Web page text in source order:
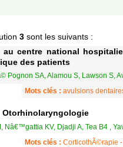
3 sont les suivants :
au centre national
des patients
Pognon SA, Alamou S, Lawson S,
Mots clés : avulsions
Nâ€™gattia KV, Djadji A, Tea B4 ,
Mots clés : CorticothÃ©rapie